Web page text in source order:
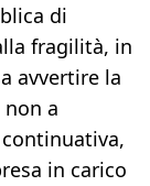
di
fragilità, in
avvertire la
a
in carico